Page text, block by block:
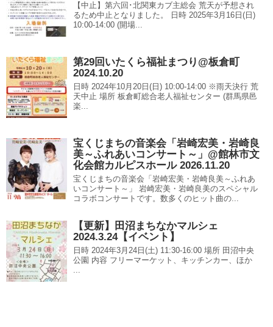
【中止】第六回･北関東カブ主総会 荒天が予想され
るため中止となりました。 日時 2025年3月16日(日)
10:00-14:00 (開場...
第29回いたくら福祉まつり@板倉町
2024.10.20
日時 2024年10月20日(日) 10:00-14:00 ※雨天決行 荒
天中止 場所 板倉町総合老人福祉センター (群馬県邑
楽...
宝くじまちの音楽会「岩崎宏美・岩崎良
美～ふれあいコンサート～」@館林市文
化会館カルピスホール 2026.11.20
宝くじまちの音楽会「岩崎宏美・岩崎良美～ふれあ
いコンサート～」 岩崎宏美・岩崎良美のスペシャル
コラボコンサートです。数多くのヒット曲の...
【更新】田沼まちなかマルシェ
2024.3.24【イベント】
日時 2024年3月24日(土) 11:30-16:00 場所 田沼中央
公園 内容 フリーマーケット、キッチンカー、ほか